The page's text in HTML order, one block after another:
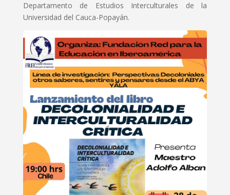
Departamento de Estudios Interculturales de la
Universidad del Cauca-Popayán.